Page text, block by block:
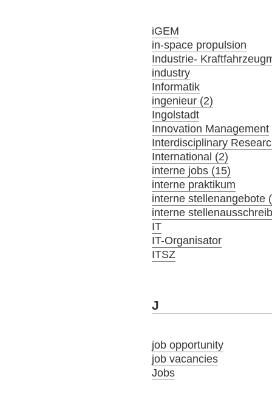
iGEM
in-space propulsion
Industrie-
industry
Informatik
ingenieur (2)
Ingolstadt
Innovation Management
Interdisciplinary
International (2)
interne jobs (15)
interne praktikum
interne stellenangebote
interne
IT
IT-Organisator
ITSZ
J
job opportunity
job vacancies
Jobs